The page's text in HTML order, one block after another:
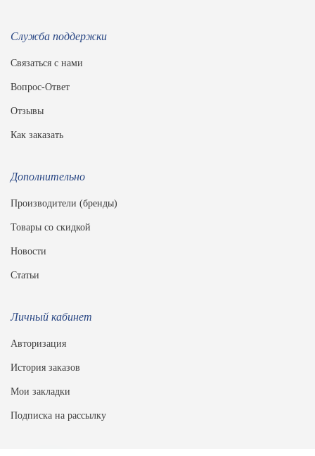
Служба поддержки
Связаться с нами
Вопрос-Ответ
Отзывы
Как заказать
Дополнительно
Производители (бренды)
Товары со скидкой
Новости
Статьи
Личный кабинет
Авторизация
История заказов
Мои закладки
Подписка на рассылку